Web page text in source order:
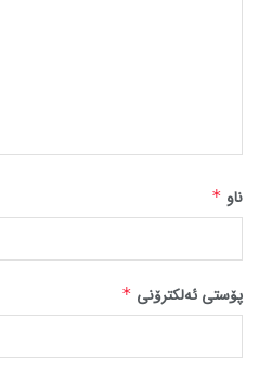
ناو *
پۆستی ئەلکترۆنی *